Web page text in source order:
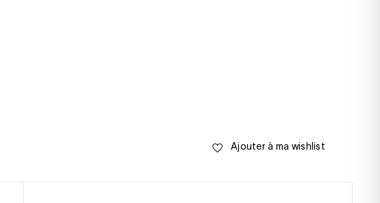
Ajouter à ma wishlist